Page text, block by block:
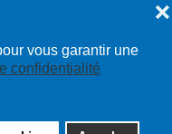
vous garantir une
confidentialité
❌
réservés | site :